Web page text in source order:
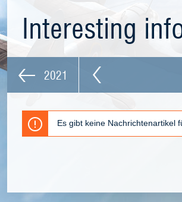
Interesting
2021
Es gibt keine Nachrichtenartikel